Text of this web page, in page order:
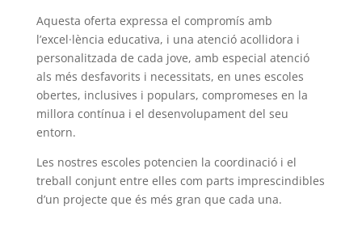
Aquesta oferta expressa el compromís amb
l’excel·lència educativa, i una atenció acollidora i
personalitzada de cada jove, amb especial atenció
als més desfavorits i necessitats, en unes escoles
obertes, inclusives i populars, compromeses en la
millora contínua i el desenvolupament del seu
entorn.
Les nostres escoles potencien la coordinació i el
treball conjunt entre elles com parts imprescindibles
d’un projecte que és més gran que cada una.